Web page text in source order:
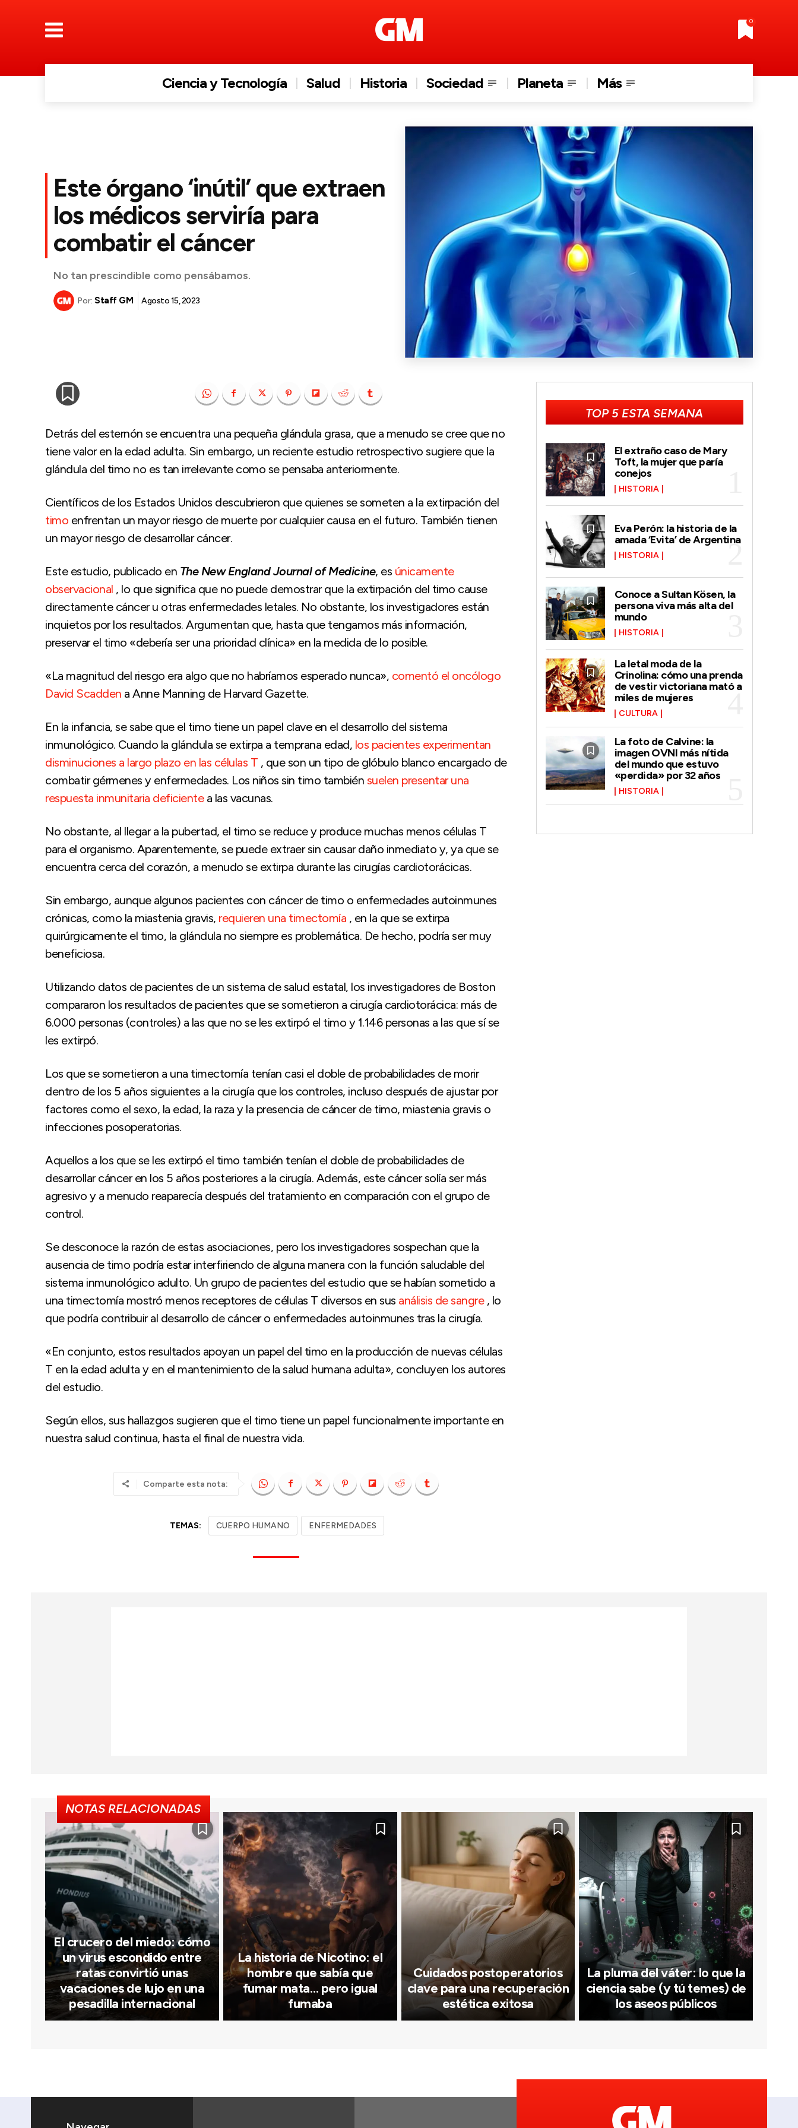
0
Ciencia y Tecnología Salud Historia Sociedad Planeta Más
Este órgano ‘inútil’ que extraen
los médicos serviría para
combatir el cáncer
No tan prescindible como pensábamos.
Por: Staff GM Agosto 15, 2023
Detrás del esternón se encuentra una pequeña glándula grasa, que a menudo se cree que no
tiene valor en la edad adulta. Sin embargo, un reciente estudio retrospectivo sugiere que la
glándula del timo no es tan irrelevante como se pensaba anteriormente.
Científicos de los Estados Unidos descubrieron que quienes se someten a la extirpación del
timo enfrentan un mayor riesgo de muerte por cualquier causa en el futuro. También tienen
un mayor riesgo de desarrollar cáncer.
Este estudio, publicado en The New England Journal of Medicine, es únicamente
observacional , lo que significa que no puede demostrar que la extirpación del timo cause
directamente cáncer u otras enfermedades letales. No obstante, los investigadores están
inquietos por los resultados. Argumentan que, hasta que tengamos más información,
preservar el timo «debería ser una prioridad clínica» en la medida de lo posible.
«La magnitud del riesgo era algo que no habríamos esperado nunca», comentó el oncólogo
David Scadden a Anne Manning de Harvard Gazette.
En la infancia, se sabe que el timo tiene un papel clave en el desarrollo del sistema
inmunológico. Cuando la glándula se extirpa a temprana edad, los pacientes experimentan
disminuciones a largo plazo en las células T , que son un tipo de glóbulo blanco encargado de
combatir gérmenes y enfermedades. Los niños sin timo también suelen presentar una
respuesta inmunitaria deficientea las vacunas.
No obstante, al llegar a la pubertad, el timo se reduce y produce muchas menos células T
para el organismo. Aparentemente, se puede extraer sin causar daño inmediato y, ya que se
encuentra cerca del corazón, a menudo se extirpa durante las cirugías cardiotorácicas.
Sin embargo, aunque algunos pacientes con cáncer de timo o enfermedades autoinmunes
crónicas, como la miastenia gravis, requieren una timectomía , en la que se extirpa
quirúrgicamente el timo, la glándula no siempre es problemática. De hecho, podría ser muy
beneficiosa.
Utilizando datos de pacientes de un sistema de salud estatal, los investigadores de Boston
compararon los resultados de pacientes que se sometieron a cirugía cardiotorácica: más de
6.000 personas (controles) a las que no se les extirpó el timo y 1.146 personas a las que sí se
les extirpó.
Los que se sometieron a una timectomía tenían casi el doble de probabilidades de morir
dentro de los 5 años siguientes a la cirugía que los controles, incluso después de ajustar por
factores como el sexo, la edad, la raza y la presencia de cáncer de timo, miastenia gravis o
infecciones posoperatorias.
Aquellos a los que se les extirpó el timo también tenían el doble de probabilidades de
desarrollar cáncer en los 5 años posteriores a la cirugía. Además, este cáncer solía ser más
agresivo y a menudo reaparecía después del tratamiento en comparación con el grupo de
control.
Se desconoce la razón de estas asociaciones, pero los investigadores sospechan que la
ausencia de timo podría estar interfiriendo de alguna manera con la función saludable del
sistema inmunológico adulto. Un grupo de pacientes del estudio que se habían sometido a
una timectomía mostró menos receptores de células T diversos en sus análisis de sangre, lo
que podría contribuir al desarrollo de cáncer o enfermedades autoinmunes tras la cirugía.
«En conjunto, estos resultados apoyan un papel del timo en la producción de nuevas células
T en la edad adulta y en el mantenimiento de la salud humana adulta», concluyen los autores
del estudio.
Según ellos, sus hallazgos sugieren que el timo tiene un papel funcionalmente importante en
nuestra salud continua, hasta el final de nuestra vida.
Comparte esta nota:
TEMAS: CUERPO HUMANO ENFERMEDADES
TOP 5 ESTA SEMANA
El extraño caso de Mary
Toft, la mujer que paría
conejos
HISTORIA
Eva Perón: la historia de la
amada ‘Evita’ de Argentina
HISTORIA
Conoce a Sultan Kösen, la
persona viva más alta del
mundo
HISTORIA
La letal moda de la
Crinolina: cómo una prenda
de vestir victoriana mató a
miles de mujeres
CULTURA
La foto de Calvine: la
imagen OVNI más nítida
del mundo que estuvo
«perdida» por 32 años
HISTORIA
NOTAS RELACIONADAS
El crucero del miedo: cómo
un virus escondido entre
ratas convirtió unas
vacaciones de lujo en una
pesadilla internacional
La historia de Nicotino: el
hombre que sabía que
fumar mata… pero igual
fumaba
Cuidados postoperatorios
clave para una recuperación
estética exitosa
La pluma del váter: lo que la
ciencia sabe (y tú temes) de
los aseos públicos